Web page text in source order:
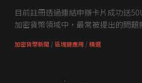
目前註冊透過連結申辦卡片成功送
加密貨幣領域中，最常被提出的問題
加密貨幣新聞 / 區塊鏈應用 / 精選